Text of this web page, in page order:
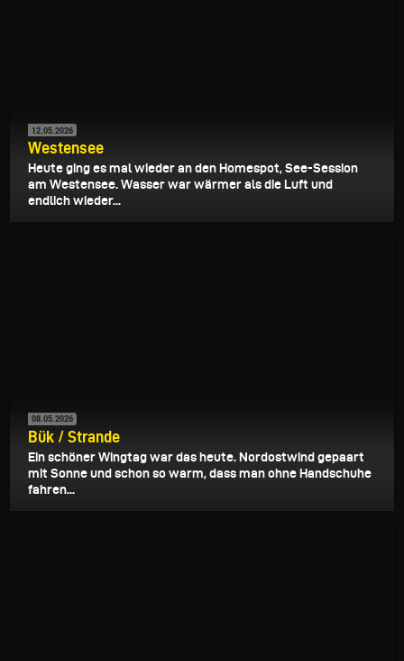
12.05.2026
Westensee
Heute ging es mal wieder an den Homespot, See-Session
am Westensee. Wasser war wärmer als die Luft und
endlich wieder...
08.05.2026
Bük / Strande
Ein schöner Wingtag war das heute. Nordostwind gepaart
mit Sonne und schon so warm, dass man ohne Handschuhe
fahren...